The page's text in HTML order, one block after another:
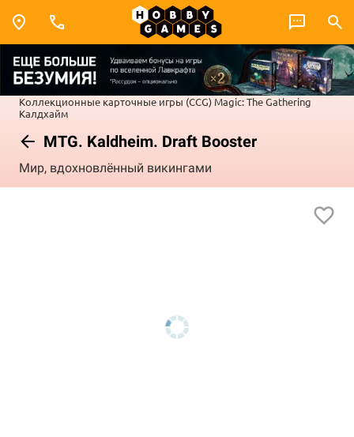
Коллекционные карточные игры (CCG) Magic: The Gathering
Калдхайм
MTG. Kaldheim. Draft Booster
Мир, вдохновлённый викингами